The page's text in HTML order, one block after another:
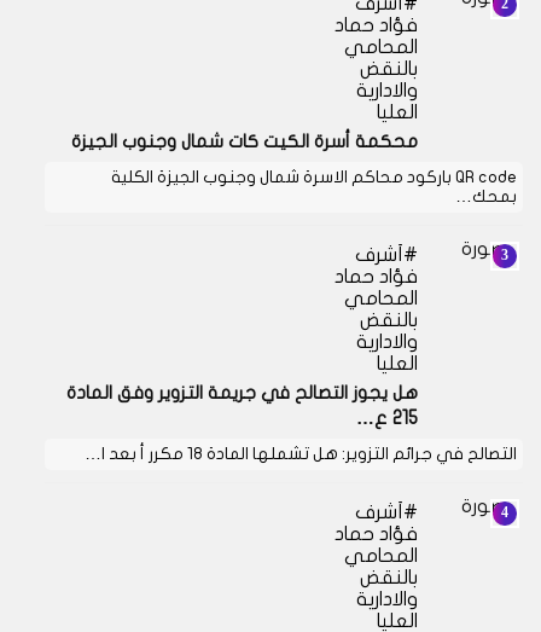
فؤاد حماد
المحامي
بالنقض
والادارية
العليا
محكمة أسرة الكيت كات شمال وجنوب الجيزة
QR code باركود محاكم الاسرة شمال وجنوب الجيزة الكلية
بمحك…
أشرف
فؤاد حماد
المحامي
بالنقض
والادارية
العليا
هل يجوز التصالح في جريمة التزوير وفق المادة
215 ع…
التصالح في جرائم التزوير: هل تشملها المادة 18 مكرر أ بعد ا…
أشرف
فؤاد حماد
المحامي
بالنقض
والادارية
العليا